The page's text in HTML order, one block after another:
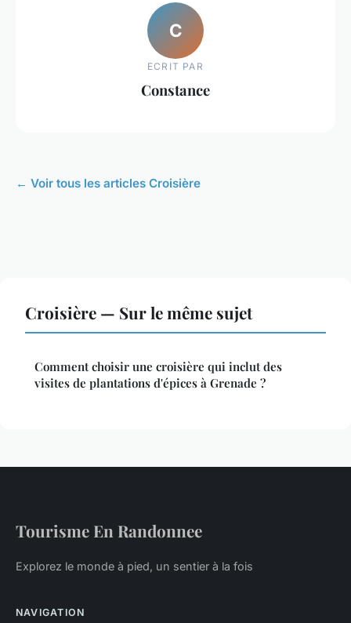
C
ECRIT PAR
Constance
← Voir tous les articles Croisière
Croisière — Sur le même sujet
Comment choisir une croisière qui inclut des
visites de plantations d'épices à Grenade ?
Tourisme En Randonnee
Explorez le monde à pied, un sentier à la fois
NAVIGATION